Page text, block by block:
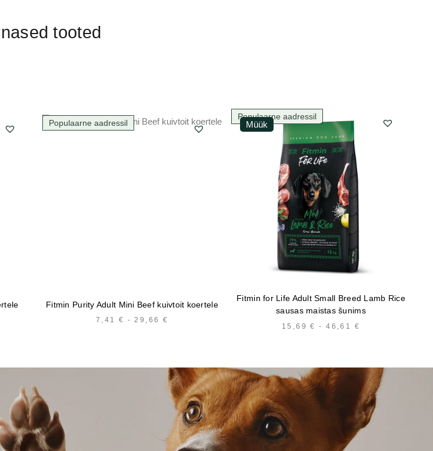
tooted
Populaarne aadressil
Fitmin Purity Adult Mini Beef kuivtoit koertele
7,41 € - 29,66 €
Populaarne aadressil
Müük
Fitmin for Life Adult Small Breed Lamb Rice
sausas maistas šunims
15,69€ - 46,61 €